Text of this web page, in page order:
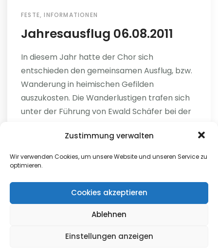
Zustimmung verwalten
Wir verwenden Cookies, um unsere Website und unseren Service zu
optimieren.
Cookies akzeptieren
Ablehnen
Einstellungen anzeigen
FESTE,INFORMATIONEN
Jahresausflug 06.08.2011
In diesem Jahr hatte der Chor sich
entschieden den gemeinsamen Ausflug, bzw.
Wanderung in heimischen Gefilden
auszukosten. Die Wanderlustigen trafen sich
unter der Führung von Ewald Schäfer bei der
0